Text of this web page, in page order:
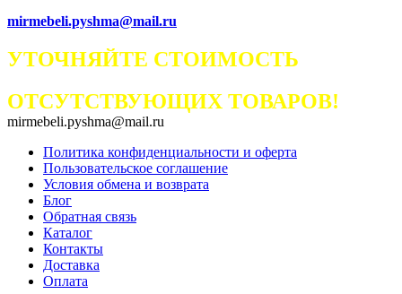
mirmebeli.pyshma@mail.ru
УТОЧНЯЙТЕ СТОИМОСТЬ
ОТСУТСТВУЮЩИХ ТОВАРОВ!
mirmebeli.pyshma@mail.ru
Политика конфиденциальности и оферта
Пользовательское соглашение
Условия обмена и возврата
Блог
Обратная связь
Каталог
Контакты
Доставка
Оплата